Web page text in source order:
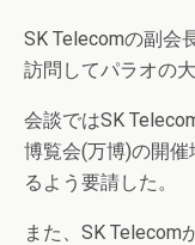
SK Telecomの副会
訪問してパラオの
会談ではSK
博覧会(万博)の開
るよう要請した。
また、SK Telecom